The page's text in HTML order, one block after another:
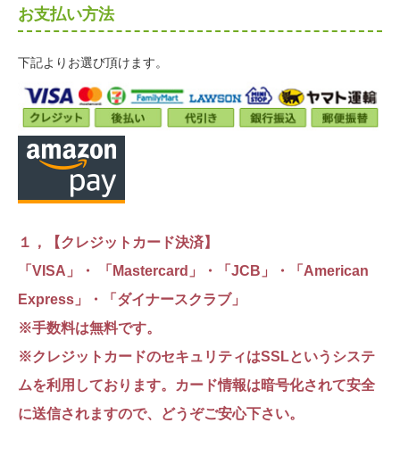
お支払い方法
下記よりお選び頂けます。
１，【クレジットカード決済】
「VISA」・ 「Mastercard」・「JCB」・「American
Express」・「ダイナースクラブ」
※手数料は無料です。
※クレジットカードのセキュリティはSSLというシステ
ムを利用しております。カード情報は暗号化されて安全
に送信されますので、どうぞご安心下さい。